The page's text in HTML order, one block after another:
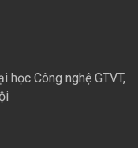
học Công nghệ GTVT,